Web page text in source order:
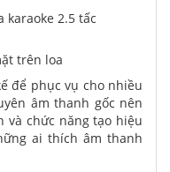
trên loa
để phục vụ cho nhiều
âm thanh gốc nên
và chức năng tạo hiệu
ai thích âm thanh